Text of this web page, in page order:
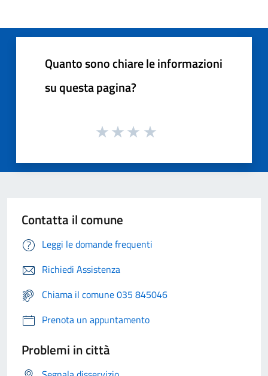
Quanto sono chiare le informazioni
su questa pagina?
Contatta il comune
Leggi le domande frequenti
Richiedi Assistenza
Chiama il comune 035 845046
Prenota un appuntamento
Problemi in città